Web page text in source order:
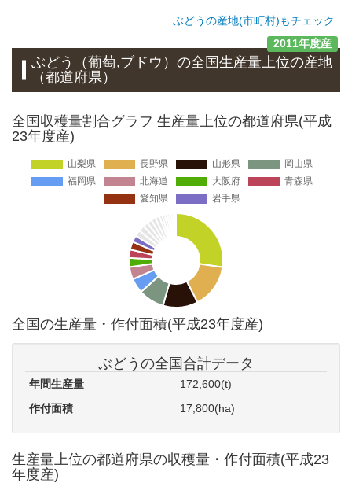
ぶどうの産地(市町村)もチェック
2011年度産
ぶどう（葡萄,ブドウ）の全国生産量上位の産地
（都道府県）
全国収穫量割合グラフ 生産量上位の都道府県(平成
23年度産)
全国の生産量・作付面積(平成23年度産)
ぶどうの全国合計データ
年間生産量
172,600(t)
作付面積
17,800(ha)
生産量上位の都道府県の収穫量・作付面積(平成23
年度産)